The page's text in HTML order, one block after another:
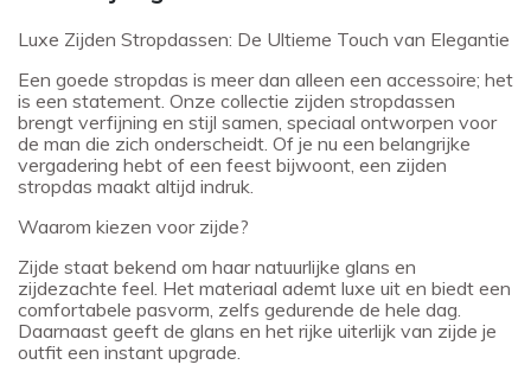
Luxe Zijden Stropdassen: De Ultieme Touch van Elegantie
Een goede stropdas is meer dan alleen een accessoire; het
is een statement. Onze collectie zijden stropdassen
brengt verfijning en stijl samen, speciaal ontworpen voor
de man die zich onderscheidt. Of je nu een belangrijke
vergadering hebt of een feest bijwoont, een zijden
stropdas maakt altijd indruk.
Waarom kiezen voor zijde?
Zijde staat bekend om haar natuurlijke glans en
zijdezachte feel. Het materiaal ademt luxe uit en biedt een
comfortabele pasvorm, zelfs gedurende de hele dag.
Daarnaast geeft de glans en het rijke uiterlijk van zijde je
outfit een instant upgrade.